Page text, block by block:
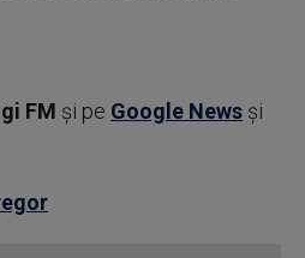
FM şi pe Google News şi